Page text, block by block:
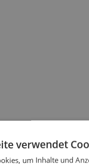
verwendet
um Inhalte und